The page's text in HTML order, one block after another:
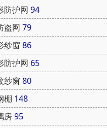
防护网 94
盗网 79
纱窗 86
防护网 65
纱窗 80
棚 148
房95